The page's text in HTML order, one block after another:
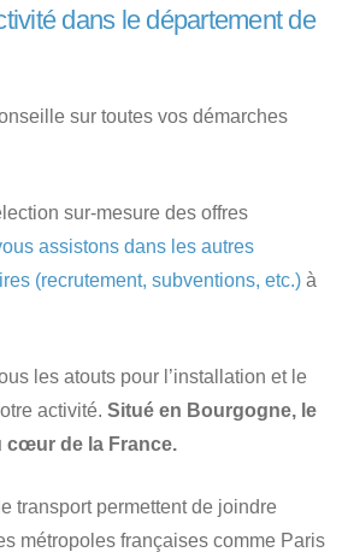
dans le département de
sur toutes vos démarches
sur-mesure des offres
assistons dans les autres
(recrutement, subventions, etc.) à
les atouts pour l’installation et le
activité. Situé en Bourgogne, le
cœur de la France.
transport permettent de joindre
métropoles françaises comme Paris